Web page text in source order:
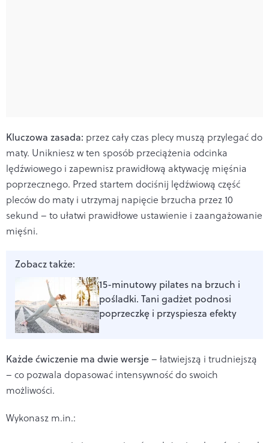
Kluczowa zasada: przez cały czas plecy muszą przylegać do
maty. Unikniesz w ten sposób przeciążenia odcinka
lędźwiowego i zapewnisz prawidłową aktywację mięśnia
poprzecznego. Przed startem dociśnij lędźwiową część
pleców do maty i utrzymaj napięcie brzucha przez 10
sekund – to ułatwi prawidłowe ustawienie i zaangażowanie
mięśni.
Zobacz także:
15-minutowy pilates na brzuch i
pośladki. Tani gadżet podnosi
poprzeczkę i przyspiesza efekty
Każde ćwiczenie ma dwie wersje– łatwiejszą i trudniejszą
– co pozwala dopasować intensywność do swoich
możliwości.
Wykonasz m.in.: